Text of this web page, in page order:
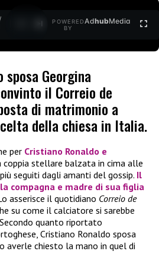
POWERED
BY
AdhubMedia
Georgina
il Correio de
di matrimonio a
della chiesa in Italia.
per Cristiano Ronaldo e
coppia stellare balzata in cima alle
seguiti dagli amanti del gossip. Il
la compagna e madre di sua figlia
asserisce il quotidiano Correio de
su come il calciatore si sarebbe
quanto riportato
Cristiano Ronaldo sposa
averle chiesto la mano in quel di